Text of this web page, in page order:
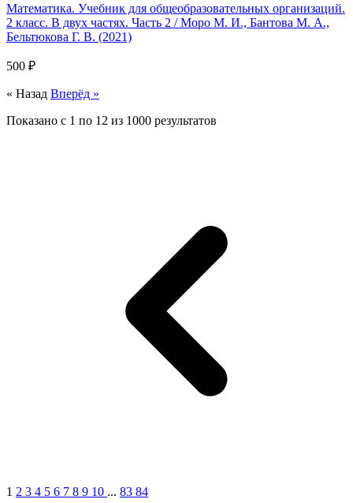
Математика. Учебник для общеобразовательных организаций.
2 класс. В двух частях. Часть 2 / Моро М. И., Бантова М. А.,
Бельтюкова Г. В. (2021)
500 ₽
« Назад Вперёд »
Показано с 1 по 12 из 1000 результатов
1 2 3 4 5 6 7 8 9 10 ... 83 84